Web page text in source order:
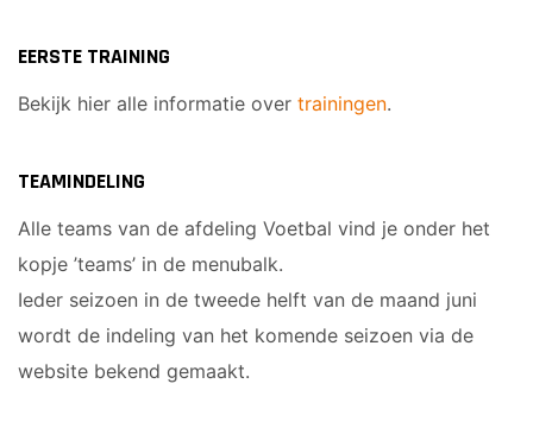
JO13-4
MINI'S
4-5 jarigen
6-jarigen
ZAAL
EERSTE TRAINING
Bekijk hier alle informatie over trainingen.
TEAMINDELING
Alle teams van de afdeling Voetbal vind je onder het
kopje ’teams’ in de menubalk.
Ieder seizoen in de tweede helft van de maand juni
wordt de indeling van het komende seizoen via de
website bekend gemaakt.